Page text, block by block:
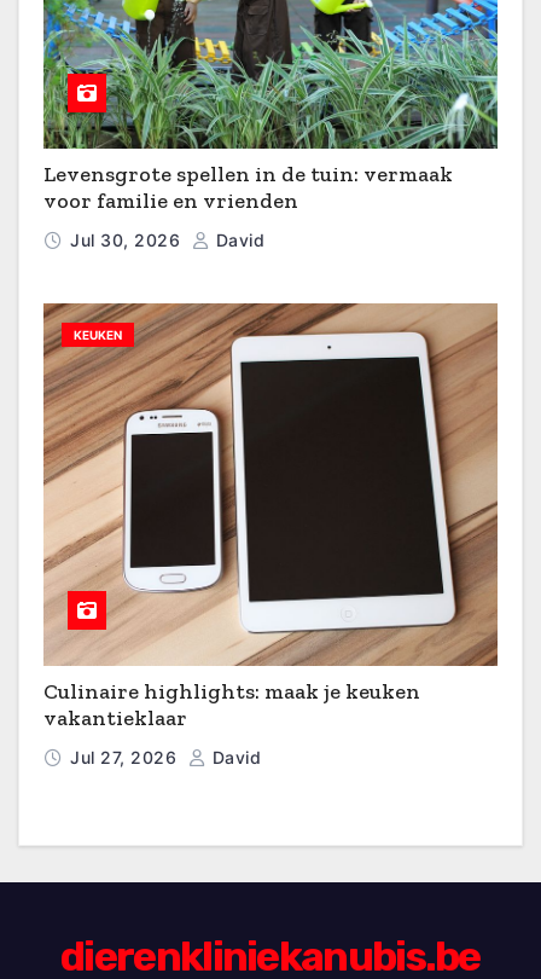
Levensgrote spellen in de tuin: vermaak
voor familie en vrienden
Jul 30, 2026 David
KEUKEN
Culinaire highlights: maak je keuken
vakantieklaar
Jul 27, 2026 David
dierenkliniekanubis.be